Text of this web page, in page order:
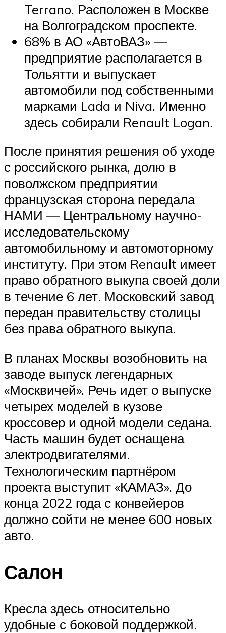
Terrano. Расположен в Москве
на Волгоградском проспекте.
68% в АО «АвтоВАЗ» —
предприятие располагается в
Тольятти и выпускает
автомобили под собственными
марками Lada и Niva. Именно
здесь собирали Renault Logan.
После принятия решения об уходе
с российского рынка, долю в
поволжском предприятии
французская сторона передала
НАМИ — Центральному научно-
исследовательскому
автомобильному и автомоторному
институту. При этом Renault имеет
право обратного выкупа своей доли
в течение 6 лет. Московский завод
передан правительству столицы
без права обратного выкупа.
В планах Москвы возобновить на
заводе выпуск легендарных
«Москвичей». Речь идет о выпуске
четырех моделей в кузове
кроссовер и одной модели седана.
Часть машин будет оснащена
электродвигателями.
Технологическим партнёром
проекта выступит «КАМАЗ». До
конца 2022 года с конвейеров
должно сойти не менее 600 новых
авто.
Салон
Кресла здесь относительно
удобные с боковой поддержкой.